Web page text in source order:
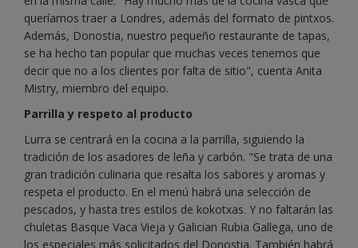
queríamos traer a Londres, además del formato de pintxos.
Además, Donostia, nuestro pequeño restaurante de tapas,
se ha hecho tan popular que muchas veces tenemos que
decir que no a los clientes por falta de sitio", cuenta Anita
Mistry, miembro del equipo.
Parrilla y respeto al producto
Lurra se centrará en la cocina a la parrilla, siguiendo la
tradición de los asadores de leña y carbón. "Se trata de una
gran tradición culinaria que resalta los sabores y aromas y
respeta el producto. En el menú habrá una selección de
pescados, y hasta tres estilos de kokotxas. Y no faltarán las
chuletas Basque Vaca Vieja y Galician Rubia Gallega, uno de
los especiales más solicitados del Donostia. También habrá